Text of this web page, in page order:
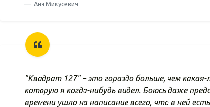
Аня Микусевич
"Квадрат 127" – это гораздо больше, чем какая-
которую я когда-нибудь видел. Боюсь даже
времени ушло на написание всего, что в ней